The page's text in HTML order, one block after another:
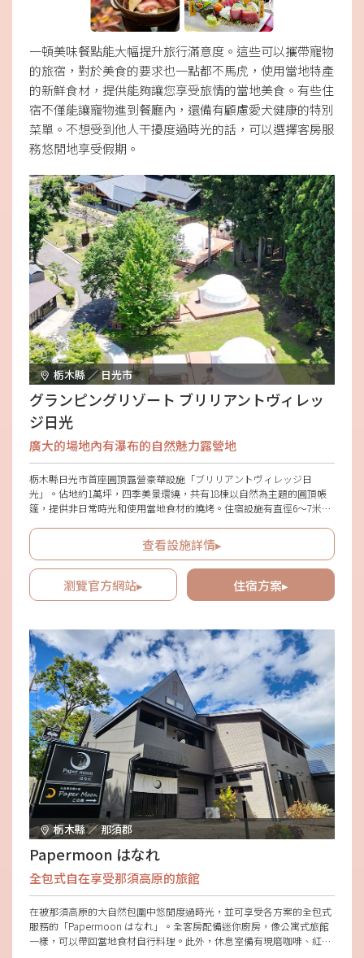
一頓美味餐點能大幅提升旅行滿意度。這些可以攜帶寵物
的旅宿，對於美食的要求也一點都不馬虎，使用當地特產
的新鮮食材，提供能夠讓您享受旅情的當地美食。有些住
宿不僅能讓寵物進到餐廳內，還備有顧慮愛犬健康的特別
菜單。不想受到他人干擾度過時光的話，可以選擇客房服
務悠閒地享受假期。
栃木縣 ／ 日光市
グランピングリゾート ブリリアントヴィレッ
ジ日光
廣大的場地內有瀑布的自然魅力露營地
栃木縣日光市首座圓頂露營豪華設施「ブリリアントヴィレッジ日
光」。佔地約1萬坪，四季美景環繞，共有18棟以自然為主題的圓頂帳
篷，提供非日常時光和使用當地食材的燒烤。住宿設施有直徑6〜7米的
空調，全年皆可使用。敷地內有瀑布，讓您充分享受負離子和流水帶來
的舒適聲音等無法在都市中體驗的空氣。
查看設施詳情▸
瀏覽官方網站▸ 住宿方案▸
栃木縣 ／ 那須郡
Papermoon はなれ
全包式自在享受那須高原的旅館
在被那須高原的大自然包圍中悠閒度過時光，並可享受各方案的全包式
服務的「Papermoon はなれ」。全客房配備迷你廚房，像公寓式旅館
一樣，可以帶回當地食材自行料理。此外，休息室備有現磨咖啡、紅